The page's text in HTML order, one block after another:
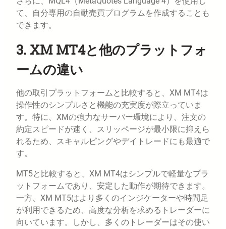
て、自分専用の自動売買プログラムを作成することも
できます。
3. XM MT4と他のプラットフォ
ームの違い
他の取引プラットフォームと比較すると、XM MT4は
操作性のシンプルさと機能の充実度が際立っていま
す。特に、XMの強力なサーバー環境により、注文の
約定スピードが速く、スリッページが最小限に抑えら
れるため、スキャルピングやデイトレードにも最適で
す。
MT5と比較すると、XM MT4はシンプルで軽量なプラ
ットフォームであり、安定した動作が期待できます。
一方、XM MT5はより多くのインジケーターや時間足
が利用できるため、高度な分析を求めるトレーダーに
向いています。しかし、多くのトレーダーはその使い